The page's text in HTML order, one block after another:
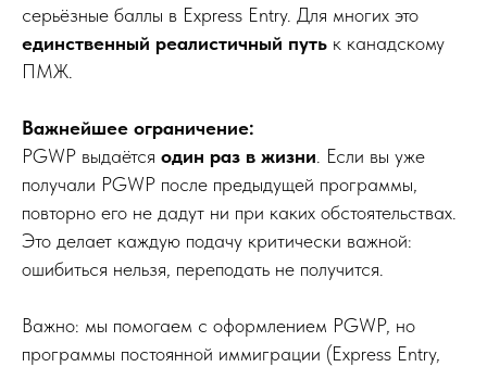
серьёзные баллы в Express Entry. Для многих это
единственный реалистичный путь к канадскому
ПМЖ.
Важнейшее ограничение:
PGWP выдаётся один раз в жизни . Если вы уже
получали PGWP после предыдущей программы,
повторно его не дадут ни при каких обстоятельствах.
Это делает каждую подачу критически важной:
ошибиться нельзя, переподать не получится.
Важно: мы помогаем с оформлением PGWP, но
программы постоянной иммиграции (Express Entry,